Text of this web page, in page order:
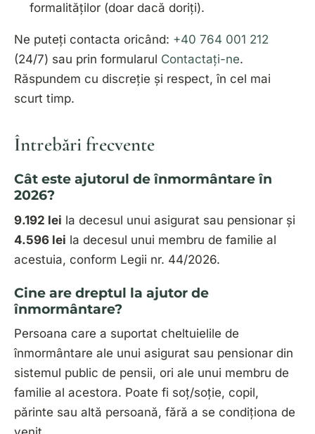
formalităților (doar dacă doriți).
Ne puteți contacta oricând: +40 764 001 212
(24/7) sau prin formularul Contactați-ne.
Răspundem cu discreție și respect, în cel mai
scurt timp.
Întrebări frecvente
Cât este ajutorul de înmormântare în
2026?
9.192 lei la decesul unui asigurat sau pensionar și
4.596 lei la decesul unui membru de familie al
acestuia, conform Legii nr. 44/2026.
Cine are dreptul la ajutor de
înmormântare?
Persoana care a suportat cheltuielile de
înmormântare ale unui asigurat sau pensionar din
sistemul public de pensii, ori ale unui membru de
familie al acestora. Poate fi soț/soție, copil,
părinte sau altă persoană, fără a se condiționa de